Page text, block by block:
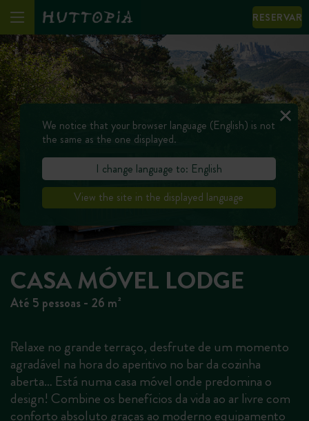
RESERVAR
CASA MÓVEL LODGE
Até 5 pessoas - 26 m²
Relaxe no grande terraço, desfrute de um momento
agradável na hora do aperitivo no bar da cozinha
aberta… Está numa casa móvel onde predomina o
design! Combine os benefícios da vida ao ar livre com
conforto absoluto graças ao moderno equipamento
We notice that your browser language (English) is not
the same as the one displayed.
I change language to: English
View the site in the displayed language